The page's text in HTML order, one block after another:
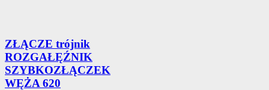
ZŁĄCZE trójnik
ROZGAŁĘŹNIK
SZYBKOZŁĄCZEK
WĘŻA 620